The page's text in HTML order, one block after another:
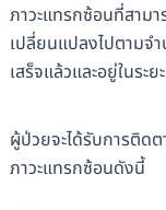
ภาวะแทรกซ้อนที่สาม
เปลี่ยนแปลงไปตามจ
เสร็จแล้วและอยู่ในระ
ผู้ป่วยจะได้รับการติด
ภาวะแทรกซ้อนดังนี้